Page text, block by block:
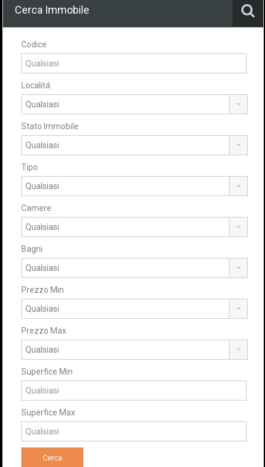
Cerca Immobile
Codice
Localitá
Stato Immobile
Tipo
Camere
Bagni
Prezzo Min
Prezzo Max
Superfice Min
Superfice Max